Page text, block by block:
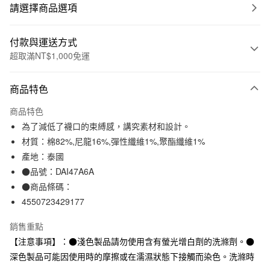
請選擇商品選項
付款與運送方式
超取滿NT$1,000免運
信用卡一次付款
信用卡分期付款
3 期 0 利率 每期NT$33
合作金庫商業銀行
華南商業銀行
上海商業儲蓄銀行
臺灣中小企業銀行
匯豐（台灣）商業銀行
聯邦商業銀行
元大商業銀行
永豐商業銀行
玉山商業銀行
星展（台灣）商業銀行
超商取貨付款
LINE Pay
Apple Pay
街口支付
悠遊付
商品特色
商品特色
為了減低了襪口的束縛感，講究素材和設計。
材質：棉82%,尼龍16%,彈性纖維1%,聚酯纖維1%
產地：泰國
●品號：DAI47A6A
●商品條碼：
4550723429177
銷售重點
【注意事項】：●淺色製品請勿使用含有螢光增白劑的洗滌劑。●
深色製品可能因使用時的摩擦或在濡濕狀態下接觸而染色。洗滌時